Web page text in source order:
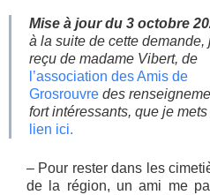
Mise à jour du 3 octobre
à la suite de cette demande,
reçu de madame Vibert, de
l’association des Amis de
Grosrouvre des
fort intéressants, que je mets
lien ici.
– Pour rester dans les
de la région, un ami me